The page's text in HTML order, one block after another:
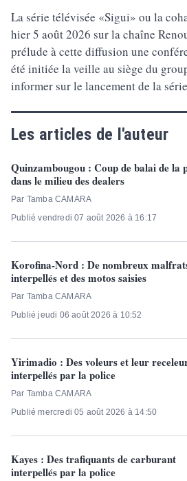
La série télévisée «Sigui» ou la
hier 5 août 2026 sur la chaîne
prélude à cette diffusion une
été initiée la veille au siège du
informer sur le lancement de la
Les articles de l'auteur
Quinzambougou : Coup de balai de la
dans le milieu des dealers
Par Tamba CAMARA
Publié vendredi 07 août 2026 à 16:17
Korofina-Nord : De nombreux
interpellés et des motos saisies
Par Tamba CAMARA
Publié jeudi 06 août 2026 à 10:52
Yirimadio : Des voleurs et leur
interpellés par la police
Par Tamba CAMARA
Publié mercredi 05 août 2026 à 14:50
Kayes : Des trafiquants de carburant
interpellés par la police